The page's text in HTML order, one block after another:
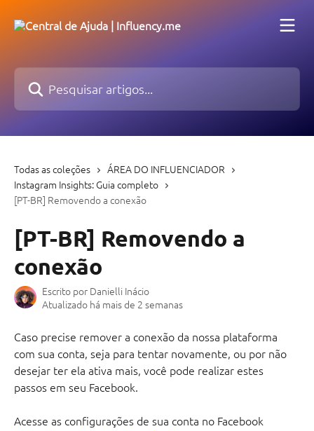
Pesquisar artigos...
Todas as coleções
ÁREA DO INFLUENCIADOR
Instagram Insights: Guia completo
[PT-BR] Removendo a conexão
[PT-BR] Removendo a
conexão
Escrito por Danielli Inácio
Atualizado há mais de 2 semanas
Caso precise remover a conexão da nossa plataforma
com sua conta, seja para tentar novamente, ou por não
desejar ter ela ativa mais, você pode realizar estes
passos em seu Facebook.
Acesse as configurações de sua conta no Facebook